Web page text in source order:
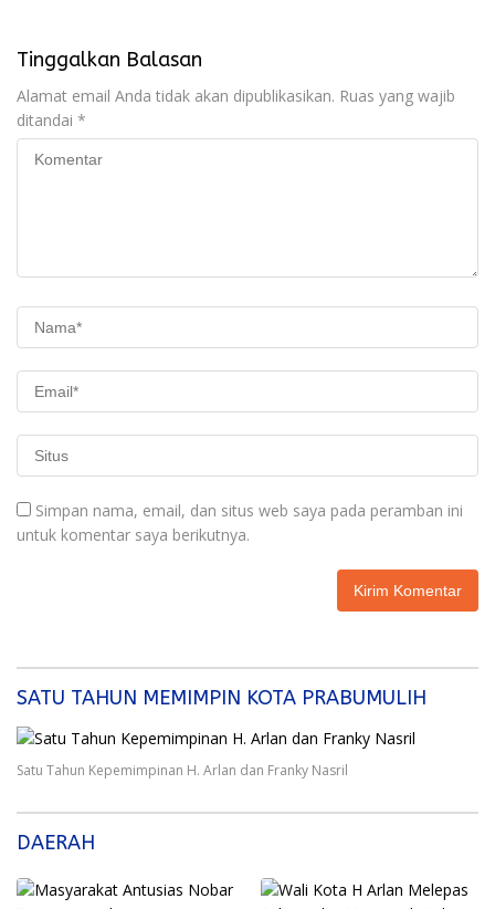
Tinggalkan Balasan
Alamat email Anda tidak akan dipublikasikan. Ruas yang wajib
ditandai *
Simpan nama, email, dan situs web saya pada peramban ini
untuk komentar saya berikutnya.
SATU TAHUN MEMIMPIN KOTA PRABUMULIH
Satu Tahun Kepemimpinan H. Arlan dan Franky Nasril
DAERAH